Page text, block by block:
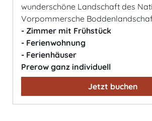
wunderschöne Landschaft des
Vorpommersche
- Zimmer mit Frühstück
- Ferienwohnung
- Ferienhäuser
Prerow ganz individuell
Jetzt buchen